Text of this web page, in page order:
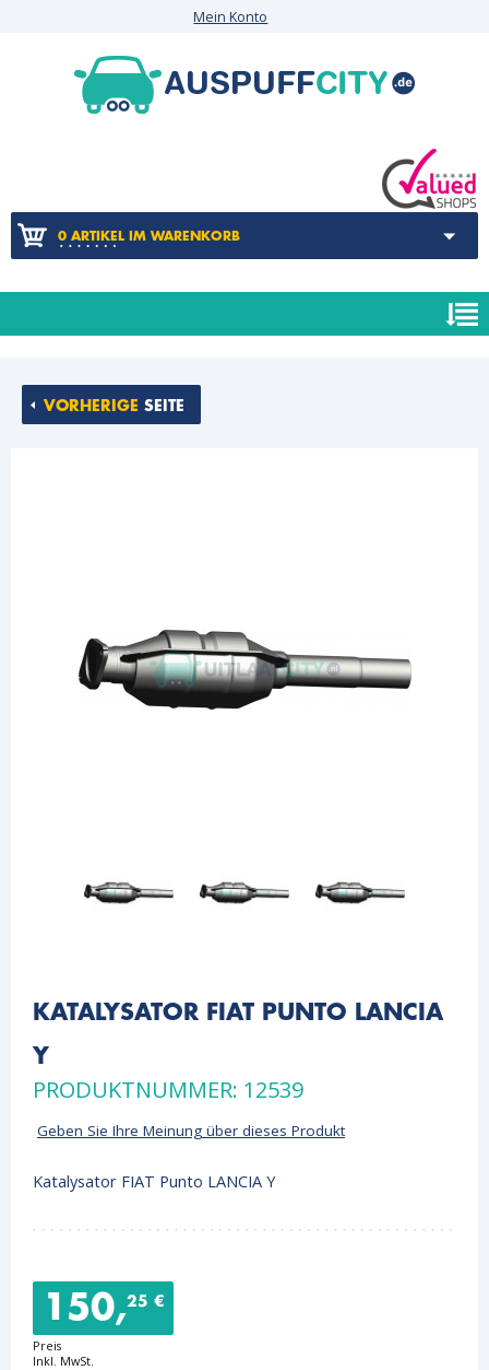
Mein Konto
0 ARTIKEL IM WARENKORB
VORHERIGE SEITE
KATALYSATOR FIAT PUNTO LANCIA
Y
PRODUKTNUMMER: 12539
Geben Sie Ihre Meinung über dieses Produkt
Katalysator FIAT Punto LANCIA Y
150,25 €
Preis
Inkl. MwSt.